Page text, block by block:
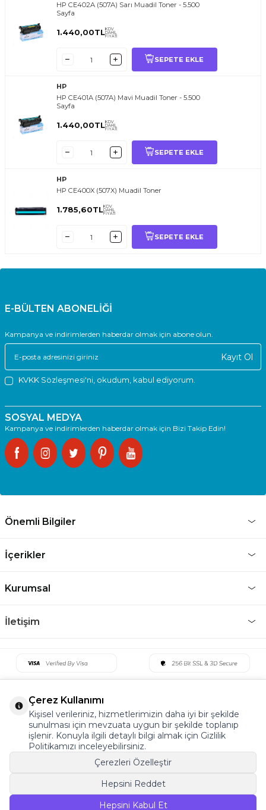
HP CE402A (507A) Sarı Muadil Toner - 5.500
Sayfa
1.440,00TLKDV
DAHİL
FİYATI
SEPETE EKLE
HP
HP CE401A (507A) Mavi Muadil Toner - 5.500
Sayfa
1.440,00TLKDV
DAHİL
FİYATI
SEPETE EKLE
HP
HP CE400X (507X) Muadil Toner
1.785,60TLKDV
DAHİL
FİYATI
SEPETE EKLE
E-BÜLTEN ABONELİĞİ
Kampanya ve indirimlerden haberdar olmak için abone olun.
Kayıt Ol
KVKK Sözleşmesi'ni , okudum, kabul ediyorum.
SOSYAL MEDYA
Kampanya ve indirimlerden haberdar olmak için Bizi Takip Edin!
Önemli Bilgiler
İçerikler
Kurumsal
İletişim
©2022 Tüm Hakkı Saklıdır. v5 Tema19
Çerez Kullanımı
Kişisel verileriniz, hizmetlerimizin daha iyi bir şekilde
sunulması için mevzuata uygun bir şekilde toplanıp
işlenir. Konuyla ilgili detaylı bilgi almak için Gizlilik
Politikamızı inceleyebilirsiniz.
Çerezleri Özelleştir
Hepsini Reddet
Hepsini Kabul Et